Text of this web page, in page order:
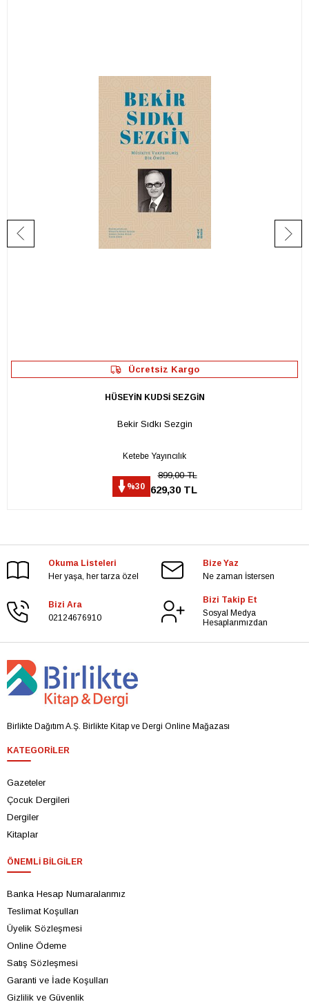
Ücretsiz Kargo
HÜSEYİN KUDSİ SEZGİN
Bekir Sıdkı Sezgin
Ketebe Yayıncılık
%30
899,00 TL
629,30 TL
Okuma Listeleri
Her yaşa, her tarza özel
Bize Yaz
Ne zaman İstersen
Bizi Ara
02124676910
Bizi Takip Et
Sosyal Medya
Hesaplarımızdan
Birlikte Dağıtım A.Ş. Birlikte Kitap ve Dergi Online Mağazası
KATEGORILER
Gazeteler
Çocuk Dergileri
Dergiler
Kitaplar
ÖNEMLI BILGILER
Banka Hesap Numaralarımız
Teslimat Koşulları
Üyelik Sözleşmesi
Online Ödeme
Satış Sözleşmesi
Garanti ve İade Koşulları
Gizlilik ve Güvenlik